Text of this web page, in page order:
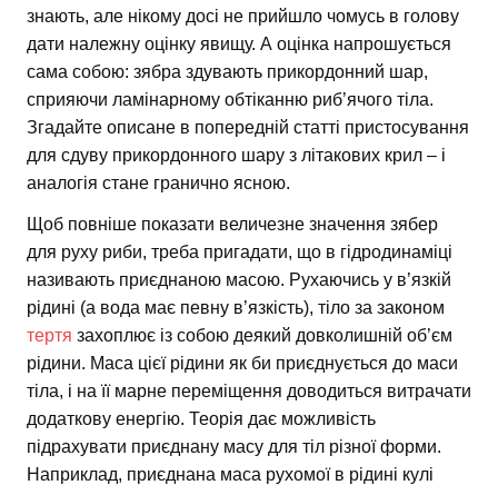
знають, але нікому досі не прийшло чомусь в голову
дати належну оцінку явищу. А оцінка напрошується
сама собою: зябра здувають прикордонний шар,
сприяючи ламінарному обтіканню риб’ячого тіла.
Згадайте описане в попередній статті пристосування
для сдуву прикордонного шару з літакових крил – і
аналогія стане гранично ясною.
Щоб повніше показати величезне значення зябер
для руху риби, треба пригадати, що в гідродинаміці
називають приєднаною масою. Рухаючись у в’язкій
рідині (а вода має певну в’язкість), тіло за законом
тертя захоплює із собою деякий довколишній об’єм
рідини. Маса цієї рідини як би приєднується до маси
тіла, і на її марне переміщення доводиться витрачати
додаткову енергію. Теорія дає можливість
підрахувати приєднану масу для тіл різної форми.
Наприклад, приєднана маса рухомої в рідині кулі